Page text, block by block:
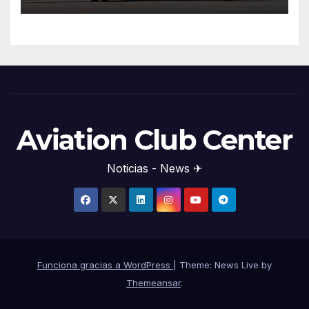
Aviation Club Center
Noticias - News ✈
Funciona gracias a WordPress
Theme: News Live by
Themeansar.